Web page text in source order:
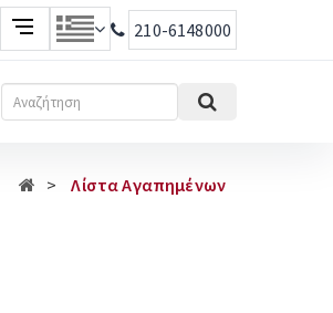
210-6148000
Αναζήτηση
Λίστα Αγαπημένων